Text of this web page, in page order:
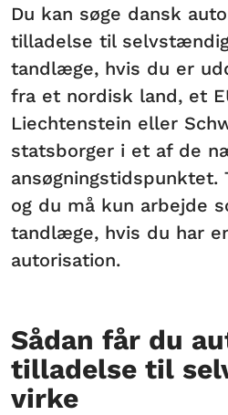
Du kan søge dansk
tilladelse til
tandlæge, hvis du er
fra et nordisk land, et
Liechtenstein eller
statsborger i et af de
og du må kun arbejde
tandlæge, hvis du har
autorisation.
Sådan får du
tilladelse til
virke